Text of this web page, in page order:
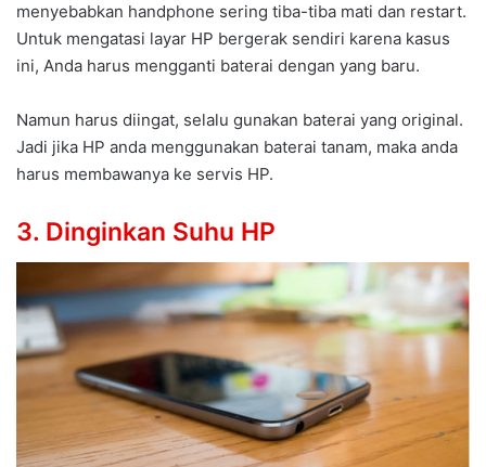
menyebabkan handphone sering tiba-tiba mati dan restart.
Untuk mengatasi layar HP bergerak sendiri karena kasus
ini, Anda harus mengganti baterai dengan yang baru.
Namun harus diingat, selalu gunakan baterai yang original.
Jadi jika HP anda menggunakan baterai tanam, maka anda
harus membawanya ke servis HP.
3. Dinginkan Suhu HP